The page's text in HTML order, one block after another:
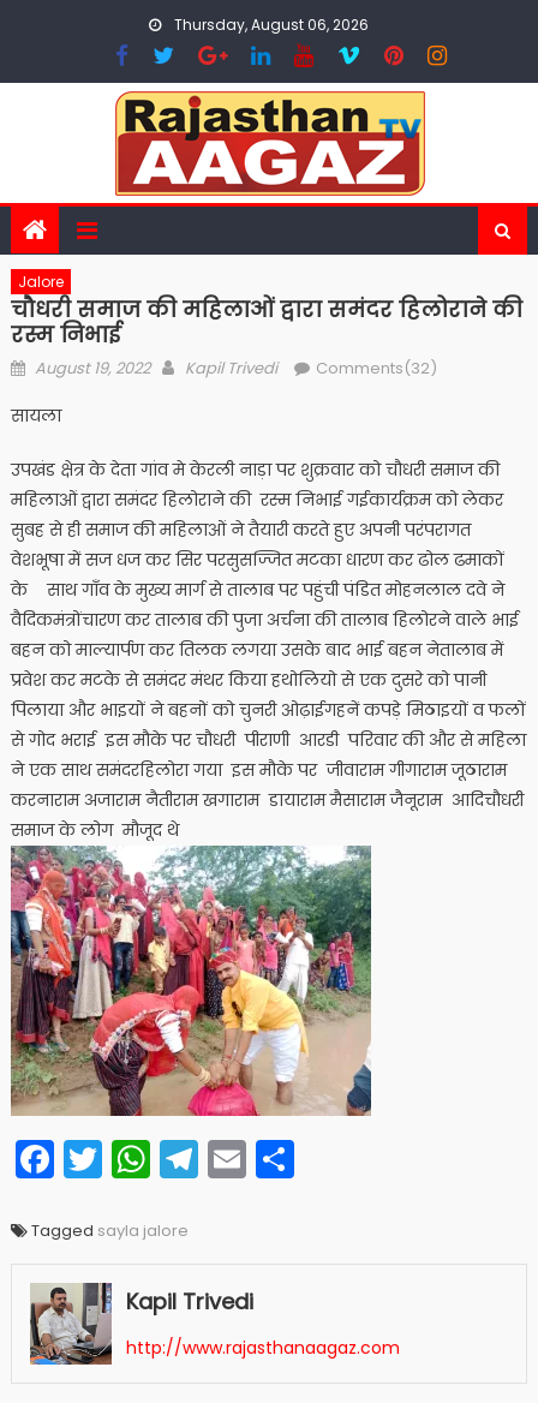
Thursday, August 06, 2026
Jalore
चौधरी समाज की महिलाओं द्वारा समंदर हिलोराने की
रस्म निभाई
Posted
August 19, 2022 Author
Kapil Trivedi Comments(32)
सायला
उपखंड क्षेत्र के देता गांव मे केरली नाड़ा पर शुक्रवार को चौधरी समाज की
महिलाओं द्वारा समंदर हिलोराने की रस्म निभाई गईकार्यक्रम को लेकर
सुबह से ही समाज की महिलाओं ने तैयारी करते हुए अपनी परंपरागत
वेशभूषा में सज धज कर सिर परसुसज्जित मटका धारण कर ढोल ढमाकों
के
साथ गाँव के मुख्य मार्ग से तालाब पर पहुंची पंडित मोहनलाल दवे ने
वैदिकमंत्रोंचारण कर तालाब की पुजा अर्चना की तालाब हिलोरने वाले भाई
बहन को माल्यार्पण कर तिलक लगया उसके बाद भाई बहन नेतालाब में
प्रवेश कर मटके से समंदर मंथर किया हथोलियो से एक दुसरे को पानी
पिलाया और भाइयों ने बहनों को चुनरी ओढ़ाईगहनें कपड़े मिठाइयों व फलों
से गोद भराई इस मौके पर चौधरी पीराणी आरडी परिवार की और से महिला
ने एक साथ समंदरहिलोरा गया इस मौके पर जीवाराम गीगाराम जूठाराम
करनाराम अजाराम नैतीराम खगाराम डायाराम मैसाराम जैनूराम आदिचौधरी
समाज के लोग मौजूद थे
Facebook
Twitter
WhatsApp
Telegram
EmailShare
Tagged sayla jalore
Kapil Trivedi
http://www.rajasthanaagaz.com